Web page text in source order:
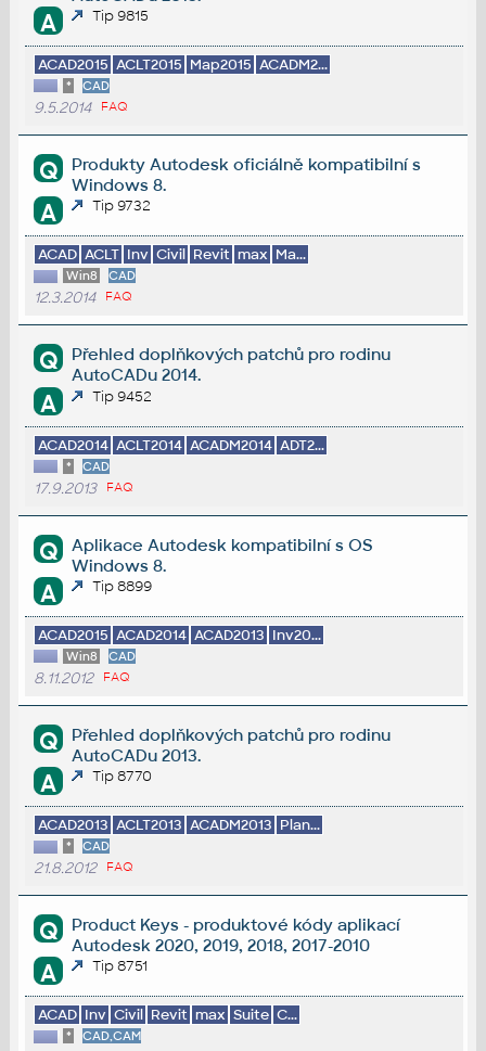
A Tip 9815
ACAD2015 ACLT2015 Map2015 ACADM2...
* CAD
9.5.2014 FAQ
Q
Produkty Autodesk oficiálně kompatibilní s
Windows 8.
A Tip 9732
ACAD ACLT Inv Civil Revit max Ma...
Win8 CAD
12.3.2014 FAQ
Q
Přehled doplňkových patchů pro rodinu
AutoCADu 2014.
A Tip 9452
ACAD2014 ACLT2014 ACADM2014 ADT2...
* CAD
17.9.2013 FAQ
Q
Aplikace Autodesk kompatibilní s OS
Windows 8.
A Tip 8899
ACAD2015 ACAD2014 ACAD2013 Inv20...
Win8 CAD
8.11.2012 FAQ
Q
Přehled doplňkových patchů pro rodinu
AutoCADu 2013.
A Tip 8770
ACAD2013 ACLT2013 ACADM2013 Plan...
* CAD
21.8.2012 FAQ
Q
Product Keys - produktové kódy aplikací
Autodesk 2020, 2019, 2018, 2017-2010
A Tip 8751
ACAD Inv Civil Revit max Suite C...
* CAD,CAM